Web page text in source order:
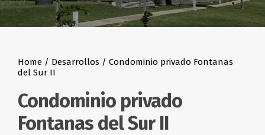
Home / Desarrollos / Condominio privado Fontanas
del Sur II
Condominio privado
Fontanas del Sur II